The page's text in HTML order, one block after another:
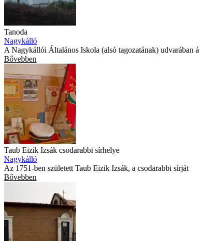
Tanoda
Nagykálló
A Nagykállói Általános Iskola (alsó tagozatának) udvarában á
Bővebben
Taub Eizik Izsák csodarabbi sírhelye
Nagykálló
Az 1751-ben született Taub Eizik Izsák, a csodarabbi sírját
Bővebben